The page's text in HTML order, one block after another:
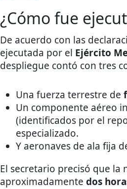
¿Cómo fue
De acuerdo con las
ejecutada por el Ejército
despliegue contó con tres
Una fuerza terrestre de
Un componente aéreo
(identificados por el
especializado.
Y aeronaves de ala fija
El secretario precisó que
aproximadamente dos